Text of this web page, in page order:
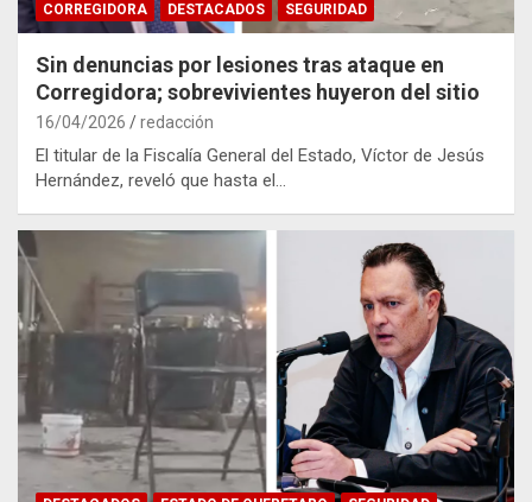
CORREGIDORA DESTACADOS SEGURIDAD
Sin denuncias por lesiones tras ataque en
Corregidora; sobrevivientes huyeron del sitio
16/04/2026 redacción
El titular de la Fiscalía General del Estado, Víctor de Jesús
Hernández, reveló que hasta el…